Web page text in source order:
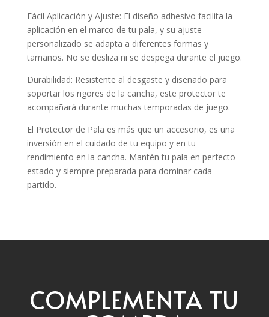
Fácil Aplicación y Ajuste: El diseño adhesivo facilita la
aplicación en el marco de tu pala, y su ajuste
personalizado se adapta a diferentes formas y
tamaños. No se desliza ni se despega durante el juego.
Durabilidad: Resistente al desgaste y diseñado para
soportar los rigores de la cancha, este protector te
acompañará durante muchas temporadas de juego.
El Protector de Pala es más que un accesorio, es una
inversión en el cuidado de tu equipo y en tu
rendimiento en la cancha. Mantén tu pala en perfecto
estado y siempre preparada para dominar cada
partido.
COMPLEMENTA TU